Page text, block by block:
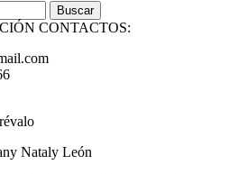
CONTACTOS:
Nataly León